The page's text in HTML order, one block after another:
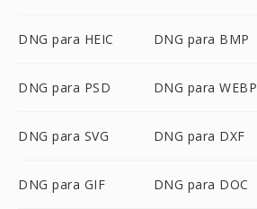
DNG para HEIC DNG para BMP
DNG para PSD DNG para WEBP
DNG para SVG DNG para DXF
DNG para GIF DNG para DOC